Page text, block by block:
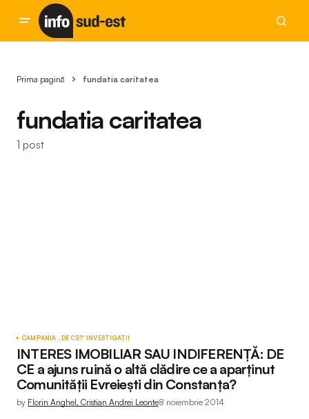
Prima pagină fundatia caritatea
fundatia caritatea
1 post
CAMPANIA „DE CE?“INVESTIGAȚII
INTERES IMOBILIAR SAU INDIFERENȚĂ: DE
CE a ajuns ruină o altă clădire ce a aparținut
Comunității Evreiești din Constanța?
by Florin Anghel, Cristian Andrei Leonte8 noiembrie 2014